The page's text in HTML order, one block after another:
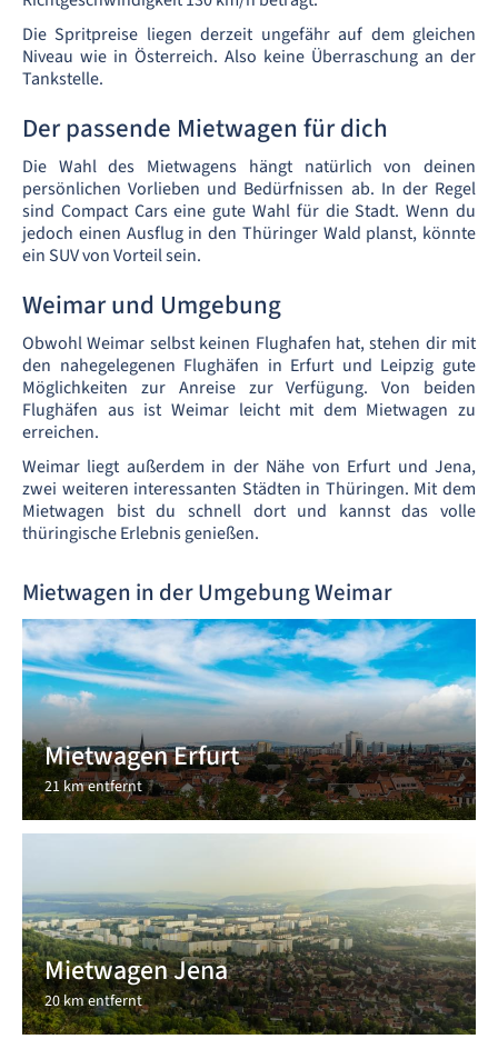
Die Spritpreise liegen derzeit ungefähr auf dem gleichen
Niveau wie in Österreich. Also keine Überraschung an der
Tankstelle.
Der passende Mietwagen für dich
Die Wahl des Mietwagens hängt natürlich von deinen
persönlichen Vorlieben und Bedürfnissen ab. In der Regel
sind Compact Cars eine gute Wahl für die Stadt. Wenn du
jedoch einen Ausflug in den Thüringer Wald planst, könnte
ein SUV von Vorteil sein.
Weimar und Umgebung
Obwohl Weimar selbst keinen Flughafen hat, stehen dir mit
den nahegelegenen Flughäfen in Erfurt und Leipzig gute
Möglichkeiten zur Anreise zur Verfügung. Von beiden
Flughäfen aus ist Weimar leicht mit dem Mietwagen zu
erreichen.
Weimar liegt außerdem in der Nähe von Erfurt und Jena,
zwei weiteren interessanten Städten in Thüringen. Mit dem
Mietwagen bist du schnell dort und kannst das volle
thüringische Erlebnis genießen.
Mietwagen in der Umgebung Weimar
Mietwagen Erfurt
21 km entfernt
Mietwagen Jena
20 km entfernt